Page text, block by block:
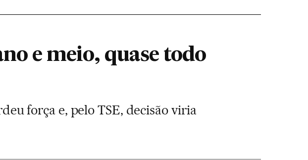
e meio, quase todo
força e, pelo TSE, decisão viria